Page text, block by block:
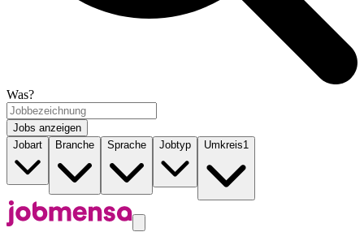
Was?
Jobs anzeigen
Jobart
Branche Sprache Jobtyp Umkreis1